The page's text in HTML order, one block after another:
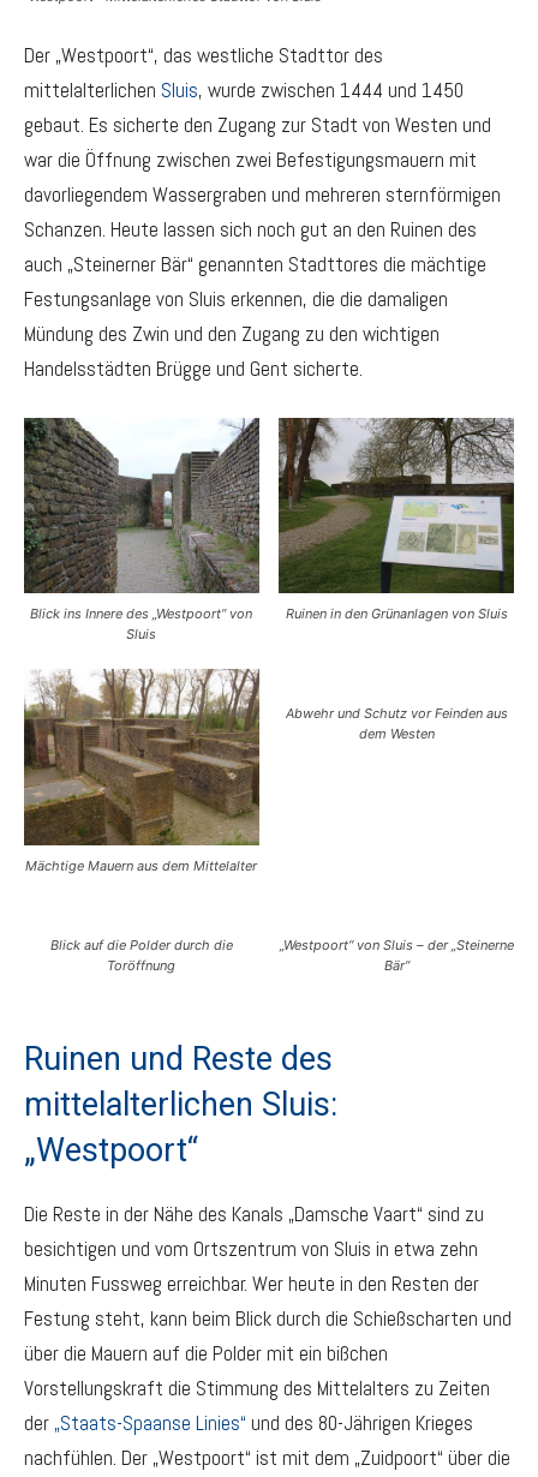
Der „Westpoort“, das westliche Stadttor des
mittelalterlichen Sluis, wurde zwischen 1444 und 1450
gebaut. Es sicherte den Zugang zur Stadt von Westen und
war die Öffnung zwischen zwei Befestigungsmauern mit
davorliegendem Wassergraben und mehreren sternförmigen
Schanzen. Heute lassen sich noch gut an den Ruinen des
auch „Steinerner Bär“ genannten Stadttores die mächtige
Festungsanlage von Sluis erkennen, die die damaligen
Mündung des Zwin und den Zugang zu den wichtigen
Handelsstädten Brügge und Gent sicherte.
Blick ins Innere des „Westpoort“ von
Sluis
Ruinen in den Grünanlagen von Sluis
Mächtige Mauern aus dem Mittelalter
Abwehr und Schutz vor Feinden aus
dem Westen
Blick auf die Polder durch die
Toröffnung
„Westpoort“ von Sluis – der „Steinerne
Bär“
Ruinen und Reste des
mittelalterlichen Sluis:
„Westpoort“
Die Reste in der Nähe des Kanals „Damsche Vaart“ sind zu
besichtigen und vom Ortszentrum von Sluis in etwa zehn
Minuten Fussweg erreichbar. Wer heute in den Resten der
Festung steht, kann beim Blick durch die Schießscharten und
über die Mauern auf die Polder mit ein bißchen
Vorstellungskraft die Stimmung des Mittelalters zu Zeiten
der „Staats-Spaanse Linies“ und des 80-Jährigen Krieges
nachfühlen. Der „Westpoort“ ist mit dem „Zuidpoort“ über die